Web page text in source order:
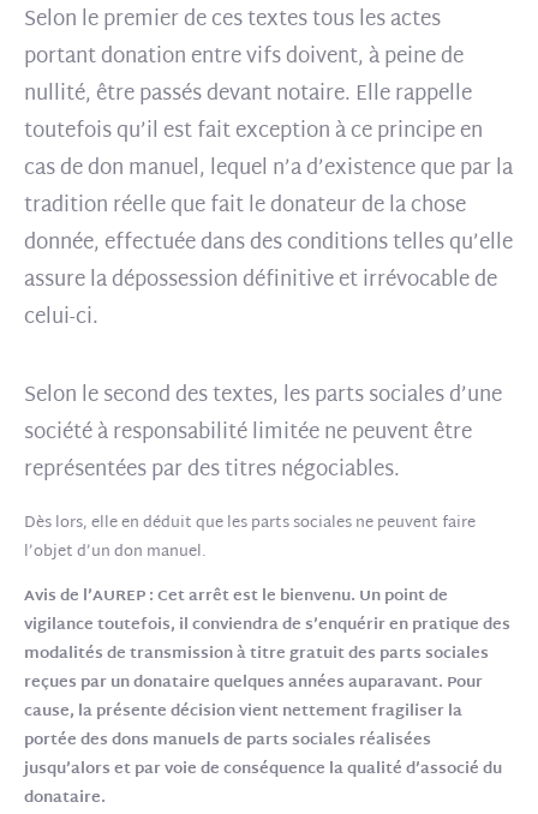
Selon le premier de ces textes tous les actes
portant donation entre vifs doivent, à peine de
nullité, être passés devant notaire. Elle rappelle
toutefois qu’il est fait exception à ce principe en
cas de don manuel, lequel n’a d’existence que par la
tradition réelle que fait le donateur de la chose
donnée, effectuée dans des conditions telles qu’elle
assure la dépossession définitive et irrévocable de
celui-ci.
Selon le second des textes, les parts sociales d’une
société à responsabilité limitée ne peuvent être
représentées par des titres négociables.
Dès lors, elle en déduit que les parts sociales ne peuvent faire
l’objet d’un don manuel.
Avis de l’AUREP : Cet arrêt est le bienvenu. Un point de
vigilance toutefois, il conviendra de s’enquérir en pratique des
modalités de transmission à titre gratuit des parts sociales
reçues par un donataire quelques années auparavant. Pour
cause, la présente décision vient nettement fragiliser la
portée des dons manuels de parts sociales réalisées
jusqu’alors et par voie de conséquence la qualité d’associé du
donataire.